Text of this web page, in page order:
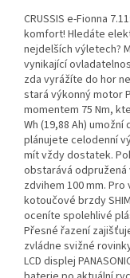
CRUSSIS e-Fionna
komfort! Hledáte
nejdelších výletech?
vynikající
zda vyrážíte do hor
stará výkonný motor
momentem 75 Nm,
Wh (19,88 Ah)
plánujete celodenní
mít vždy dostatek.
obstarává odpružená
zdvihem 100 mm.
kotoučové brzdy
oceníte spolehlivé
Přesné řazení
zvládne svižné
LCD displej